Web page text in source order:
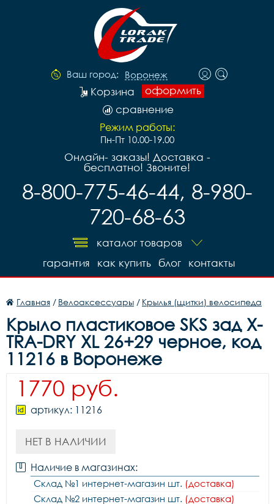
Ваш город: Воронеж
оформить
Корзина
сравнение
Режим работы:
Пн-Пт 10.00-19.00
Онлайн- заказы! Доставка -
бесплатно! Звоните!
8-800-775-46-44, 8-980-
720-68-63
каталог товаров
контакты
блог
как купить
гарантия
Главная / Велоаксессуары / Крылья (щитки) велосипеда
Крыло пластиковое SKS зад X-
TRA-DRY XL 26+29 черное, код
11216 в Воронеже
1770 руб.
артикул: 11216
НЕТ В НАЛИЧИИ
Наличие в магазинах:
Склад №1 интернет-магазин шт. (доставка)
Склад №2 интернет-магазин шт. (доставка)